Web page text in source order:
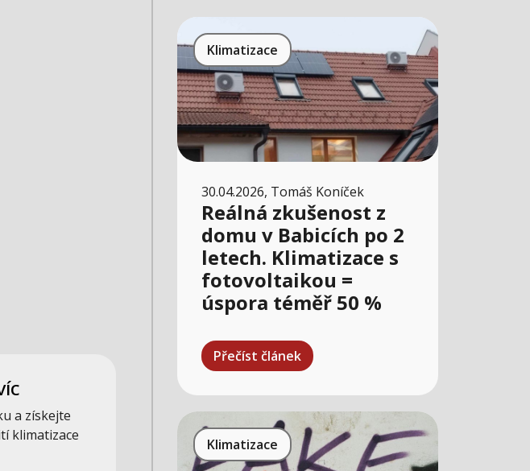
a získejte
klimatizace
Klimatizace
30.04.2026, Tomáš Koníček
Reálná zkušenost z
domu v Babicích po 2
letech. Klimatizace s
fotovoltaikou =
úspora téměř 50 %
Přečíst článek
Klimatizace